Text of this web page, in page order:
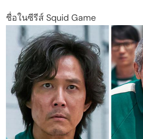
ชื่อในซีรีส์ Squid Game